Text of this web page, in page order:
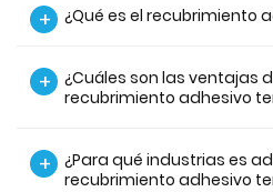
+ ¿Qué es el recubrimiento
+
¿Cuáles son las ventajas
recubrimiento adhesivo
+
¿Para qué industrias es
recubrimiento adhesivo